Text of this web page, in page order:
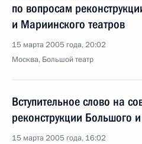
по вопросам
и Мариинского театров
15 марта 2005 года, 20:02
Москва, Большой театр
Вступительное слово на
реконструкции Большого
15 марта 2005 года, 16:02